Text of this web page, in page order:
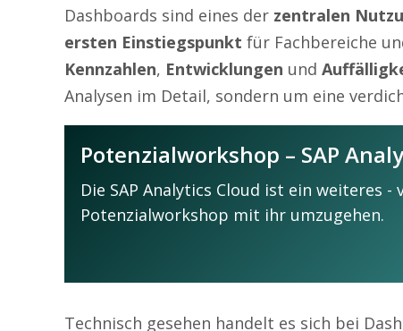
Dashboards sind eines der zentralen
ersten Einstiegspunkt für Fachbereiche
Kennzahlen, Entwicklungen und
Analysen im Detail, sondern um eine
Potenzialworkshop – SAP
Die SAP Analytics Cloud ist ein weiteres
Potenzialworkshop mit ihr umzugehen.
Technisch gesehen handelt es sich bei